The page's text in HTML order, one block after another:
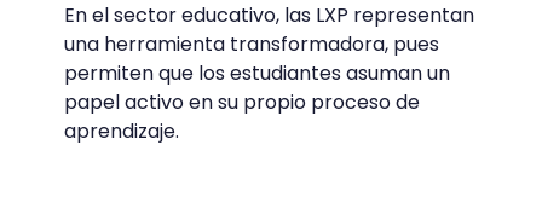
En el sector educativo, las LXP representan
una herramienta transformadora, pues
permiten que los estudiantes asuman un
papel activo en su propio proceso de
aprendizaje.